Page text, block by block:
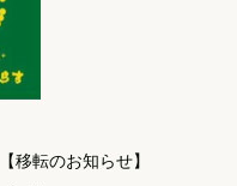
【移転のお知らせ】